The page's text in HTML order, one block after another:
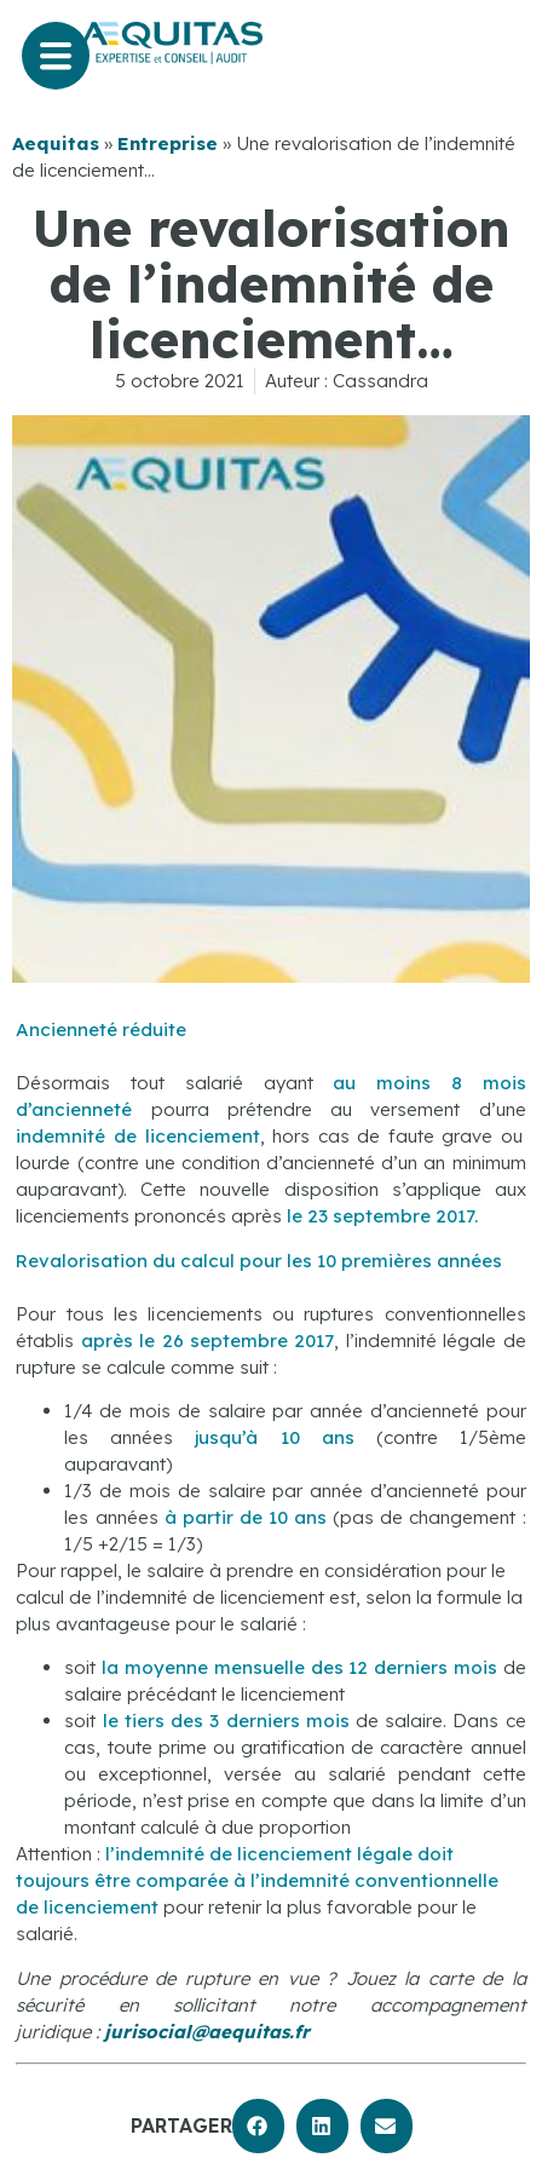
Aequitas » Entreprise » Une revalorisation de l’indemnité
de licenciement…
Une revalorisation
de l’indemnité de
licenciement…
5 octobre 2021 Auteur : Cassandra
Ancienneté réduite
Désormais tout salarié ayant au moins 8 mois
d’ancienneté
pourra prétendre au versement d’une
indemnité de licenciement, hors cas de faute grave ou
lourde (contre une condition d’ancienneté d’un an minimum
auparavant). Cette nouvelle disposition s’applique aux
licenciements prononcés après le 23 septembre 2017.
Revalorisation du calcul pour les 10 premières années
Pour tous les licenciements ou ruptures conventionnelles
établis après le 26 septembre 2017 , l’indemnité légale de
rupture se calcule comme suit :
1/4 de mois de salaire par année d’ancienneté pour
les années jusqu’à 10 ans
(contre 1/5ème
auparavant)
1/3 de mois de salaire par année d’ancienneté pour
les années à partir de 10 ans (pas de changement :
1/5 +2/15 = 1/3)
Pour rappel, le salaire à prendre en considération pour le
calcul de l’indemnité de licenciement est, selon la formule la
plus avantageuse pour le salarié :
soit la moyenne mensuelle des 12 derniers mois de
salaire précédant le licenciement
soit le tiers des 3 derniers mois de salaire. Dans ce
cas, toute prime ou gratification de caractère annuel
ou exceptionnel, versée au salarié pendant cette
période, n’est prise en compte que dans la limite d’un
montant calculé à due proportion
Attention : l’indemnité de licenciement légale doit
toujours être comparée à l’indemnité conventionnelle
de licenciement pour retenir la plus favorable pour le
salarié.
Une procédure de rupture en vue ? Jouez la carte de la
sécurité en sollicitant notre accompagnement
juridique :jurisocial@aequitas.fr
PARTAGER